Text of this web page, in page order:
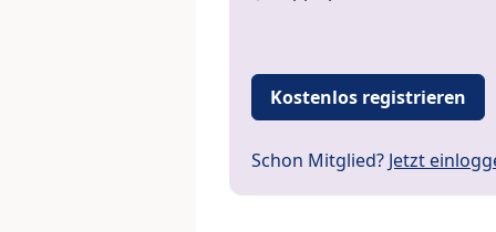
Kostenlos registrieren
Schon Mitglied? Jetzt